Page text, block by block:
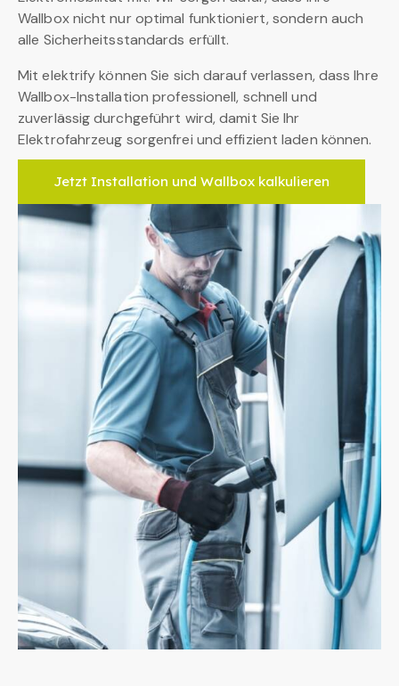
Wallbox nicht nur optimal funktioniert, sondern auch
alle Sicherheitsstandards erfüllt.
Mit elektrify können Sie sich darauf verlassen, dass Ihre
Wallbox-Installation professionell, schnell und
zuverlässig durchgeführt wird, damit Sie Ihr
Elektrofahrzeug sorgenfrei und effizient laden können.
Jetzt Installation und Wallbox kalkulieren